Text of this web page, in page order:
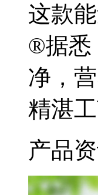
这款
®据悉
净，
精湛
产品